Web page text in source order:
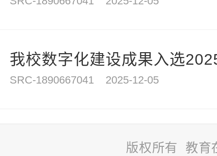
我校数字化建设成果入选
SRC-1890667041 2025-12-05
版权所有 教育